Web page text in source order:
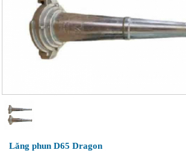
Lăng phun D65 Dragon